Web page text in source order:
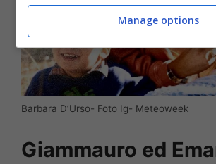
Barbara D’Urso- Foto Ig- Meteoweek
Giammauro ed
Manage options